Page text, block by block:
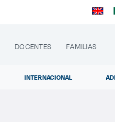
DOCENTES FAMILIAS
INTERNACIONAL